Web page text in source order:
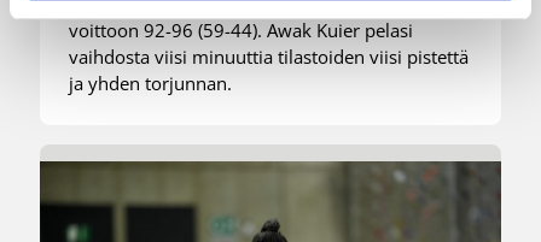
voittoon 92-96 (59-44). Awak Kuier pelasi
vaihdosta viisi minuuttia tilastoiden viisi pistettä
ja yhden torjunnan.